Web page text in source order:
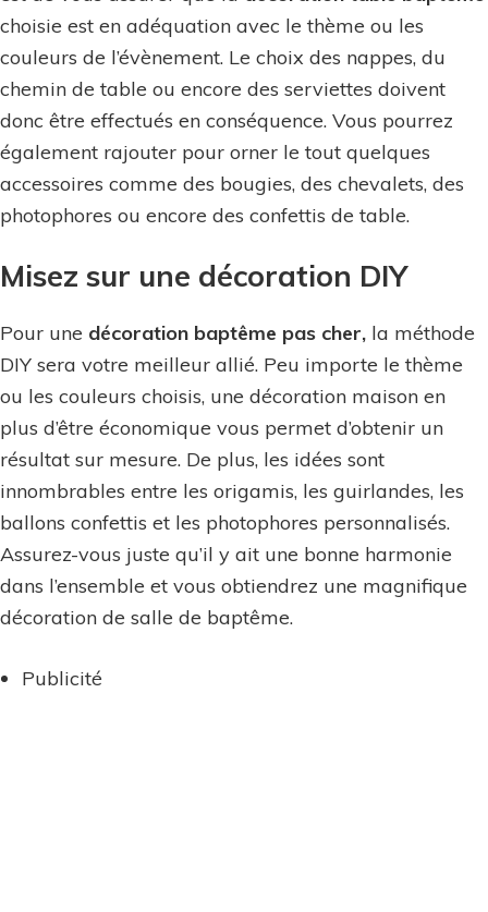
choisie est en adéquation avec le thème ou les
couleurs de l’évènement. Le choix des nappes, du
chemin de table ou encore des serviettes doivent
donc être effectués en conséquence. Vous pourrez
également rajouter pour orner le tout quelques
accessoires comme des bougies, des chevalets, des
photophores ou encore des confettis de table.
Misez sur une décoration DIY
Pour une décoration baptême pas cher, la méthode
DIY sera votre meilleur allié. Peu importe le thème
ou les couleurs choisis, une décoration maison en
plus d’être économique vous permet d’obtenir un
résultat sur mesure. De plus, les idées sont
innombrables entre les origamis, les guirlandes, les
ballons confettis et les photophores personnalisés.
Assurez-vous juste qu’il y ait une bonne harmonie
dans l’ensemble et vous obtiendrez une magnifique
décoration de salle de baptême.
Publicité